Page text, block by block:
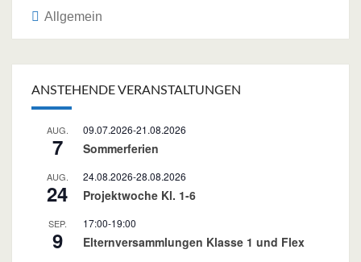
Allgemein
navigation
ANSTEHENDE VERANSTALTUNGEN
AUG.
7
09.07.2026-21.08.2026
Sommerferien
AUG.
24
24.08.2026-28.08.2026
Projektwoche Kl. 1-6
SEP.
9
17:00-19:00
Elternversammlungen Klasse 1 und Flex